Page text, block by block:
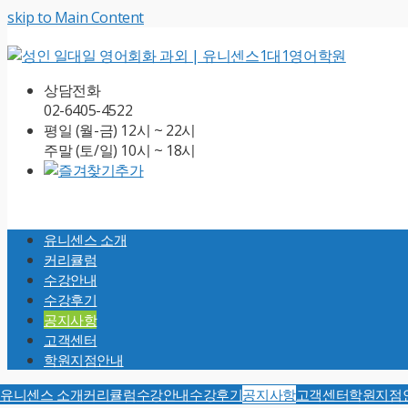
skip to Main Content
상담전화
02-6405-4522
평일 (월-금) 12시 ~ 22시
주말 (토/일) 10시 ~ 18시
Menu유니센스 소개
커리큘럼
수강안내
수강후기
공지사항
고객센터
학원지점안내
유니센스 소개커리큘럼수강안내수강후기공지사항고객센터학원지점